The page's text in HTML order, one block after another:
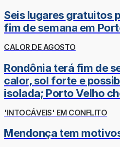
Seis lugares gratuitos
fim de semana em
CALOR DE AGOSTO
Rondônia terá fim de
calor, sol forte e
isolada; Porto Velho
'INTOCÁVEIS' EM CONFLITO
Mendonça tem